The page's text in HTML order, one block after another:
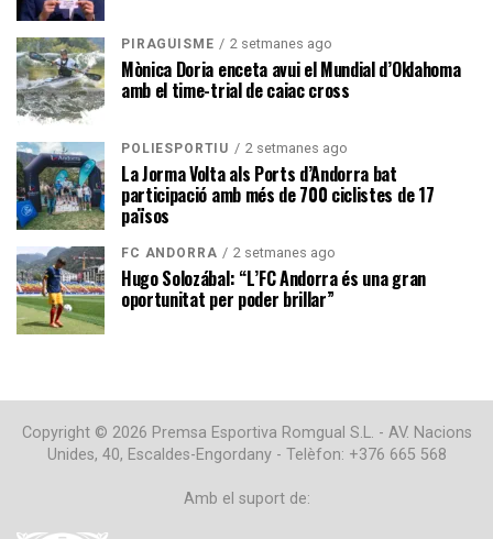
PIRAGÜISME 2 setmanes ago
Mònica Doria enceta avui el Mundial d’Oklahoma
amb el time-trial de caiac cross
POLIESPORTIU 2 setmanes ago
La Jorma Volta als Ports d’Andorra bat
participació amb més de 700 ciclistes de 17
països
FC ANDORRA 2 setmanes ago
Hugo Solozábal: “L’FC Andorra és una gran
oportunitat per poder brillar”
Copyright © 2026 Premsa Esportiva Romgual S.L. - AV. Nacions
Unides, 40, Escaldes-Engordany - Telèfon: +376 665 568
Amb el suport de: